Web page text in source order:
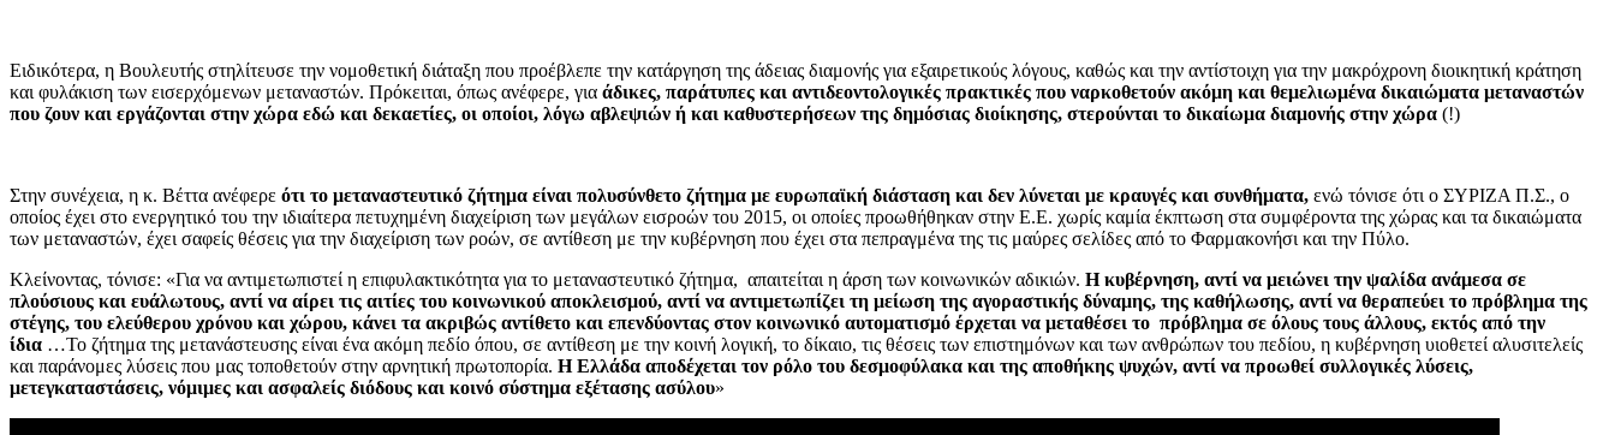
Ειδικότερα, η Βουλευτής στηλίτευσε την νομοθετική διάταξη που προέβλεπε την κατάργηση της άδειας διαμονής για εξαιρετικούς λόγους, καθώς και την αντίστοιχη για την μακρόχρονη διοικητική κράτηση
και φυλάκιση των εισερχόμενων μεταναστών. Πρόκειται, όπως ανέφερε, για άδικες, παράτυπες και αντιδεοντολογικές πρακτικές που ναρκοθετούν ακόμη και θεμελιωμένα δικαιώματα μεταναστών
που ζουν και εργάζονται στην χώρα εδώ και δεκαετίες, οι οποίοι, λόγω αβλεψιών ή και καθυστερήσεων της δημόσιας διοίκησης, στερούνται το δικαίωμα διαμονής στην χώρα (!)
Στην συνέχεια, η κ. Βέττα ανέφερε ότι το μεταναστευτικό ζήτημα είναι πολυσύνθετο ζήτημα με ευρωπαϊκή διάσταση και δεν λύνεται με κραυγές και συνθήματα, ενώ τόνισε ότι ο ΣΥΡΙΖΑ Π.Σ., ο
οποίος έχει στο ενεργητικό του την ιδιαίτερα πετυχημένη διαχείριση των μεγάλων εισροών του 2015, οι οποίες προωθήθηκαν στην Ε.Ε. χωρίς καμία έκπτωση στα συμφέροντα της χώρας και τα δικαιώματα
των μεταναστών, έχει σαφείς θέσεις για την διαχείριση των ροών, σε αντίθεση με την κυβέρνηση που έχει στα πεπραγμένα της τις μαύρες σελίδες από το Φαρμακονήσι και την Πύλο.
Κλείνοντας, τόνισε: «Για να αντιμετωπιστεί η επιφυλακτικότητα για το μεταναστευτικό ζήτημα, απαιτείται η άρση των κοινωνικών αδικιών. Η κυβέρνηση, αντί να μειώνει την ψαλίδα ανάμεσα σε
πλούσιους και ευάλωτους, αντί να αίρει τις αιτίες του κοινωνικού αποκλεισμού, αντί να αντιμετωπίζει τη μείωση της αγοραστικής δύναμης, της καθήλωσης, αντί να θεραπεύει το πρόβλημα της
στέγης, του ελεύθερου χρόνου και χώρου, κάνει τα ακριβώς αντίθετο και επενδύοντας στον κοινωνικό αυτοματισμό έρχεται να μεταθέσει το πρόβλημα σε όλους τους άλλους, εκτός από την
ίδια …Το ζήτημα της μετανάστευσης είναι ένα ακόμη πεδίο όπου, σε αντίθεση με την κοινή λογική, το δίκαιο, τις θέσεις των επιστημόνων και των ανθρώπων του πεδίου, η κυβέρνηση υιοθετεί αλυσιτελείς
και παράνομες λύσεις που μας τοποθετούν στην αρνητική πρωτοπορία. Η Ελλάδα αποδέχεται τον ρόλο του δεσμοφύλακα και της αποθήκης ψυχών, αντί να προωθεί συλλογικές λύσεις,
μετεγκαταστάσεις, νόμιμες και ασφαλείς διόδους και κοινό σύστημα εξέτασης ασύλου»